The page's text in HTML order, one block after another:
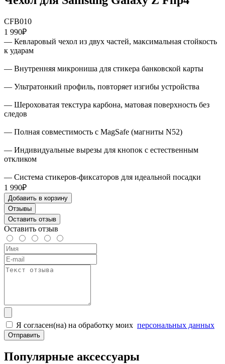
CFB010
1 990₽
— Кевларовый чехол из двух частей, максимальная стойкость
к ударам
— Внутренняя микрониша для стикера банковской карты
— Ультратонкий профиль, повторяет изгибы устройства
— Шероховатая текстура карбона, матовая поверхность без
следов
— Полная совместимость с MagSafe (магниты N52)
— Индивидуальные вырезы для кнопок с естественным
откликом
— Система стикеров-фиксаторов для идеальной посадки
1 990₽
Добавить в корзину
Отзывы
Оставить отзыв
Оставить отзыв
Я согласен(на) на обработку моих персональных данных
Отправить
Популярные аксессуары